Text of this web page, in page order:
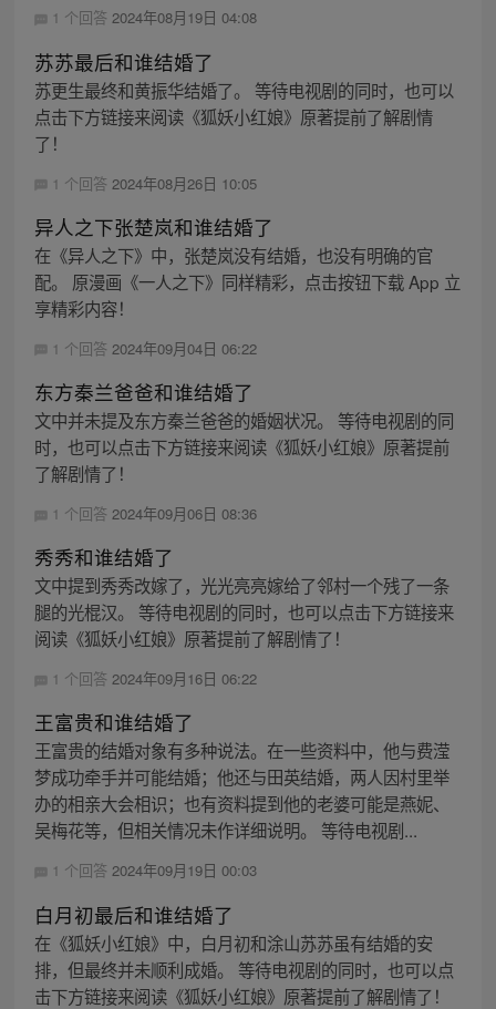
1 个回答 2024年08月19日 04:08
苏苏最后和谁结婚了
苏更生最终和黄振华结婚了。 等待电视剧的同时，也可以
点击下方链接来阅读《狐妖小红娘》原著提前了解剧情
了！
1 个回答 2024年08月26日 10:05
异人之下张楚岚和谁结婚了
在《异人之下》中，张楚岚没有结婚，也没有明确的官
配。 原漫画《一人之下》同样精彩，点击按钮下载 App 立
享精彩内容！
1 个回答 2024年09月04日 06:22
东方秦兰爸爸和谁结婚了
文中并未提及东方秦兰爸爸的婚姻状况。 等待电视剧的同
时，也可以点击下方链接来阅读《狐妖小红娘》原著提前
了解剧情了！
1 个回答 2024年09月06日 08:36
秀秀和谁结婚了
文中提到秀秀改嫁了，光光亮亮嫁给了邻村一个残了一条
腿的光棍汉。 等待电视剧的同时，也可以点击下方链接来
阅读《狐妖小红娘》原著提前了解剧情了！
1 个回答 2024年09月16日 06:22
王富贵和谁结婚了
王富贵的结婚对象有多种说法。在一些资料中，他与费滢
梦成功牵手并可能结婚；他还与田英结婚，两人因村里举
办的相亲大会相识；也有资料提到他的老婆可能是燕妮、
吴梅花等，但相关情况未作详细说明。 等待电视剧...
1 个回答 2024年09月19日 00:03
白月初最后和谁结婚了
在《狐妖小红娘》中，白月初和涂山苏苏虽有结婚的安
排，但最终并未顺利成婚。 等待电视剧的同时，也可以点
击下方链接来阅读《狐妖小红娘》原著提前了解剧情了！